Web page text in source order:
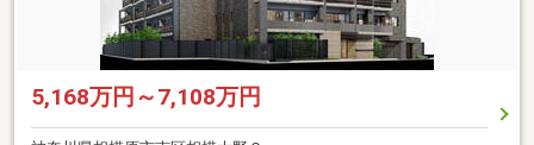
5,168万円～7,108万円